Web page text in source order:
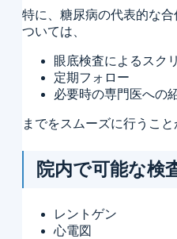
特に、糖尿病の代表的な合
ついては、
眼底検査によるスク
定期フォロー
必要時の専門医への
までをスムーズに行うこと
院内で可能な検
レントゲン
心電図